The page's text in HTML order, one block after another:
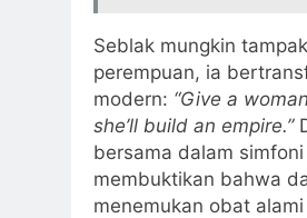
Seblak mungkin
perempuan, ia
modern: “Give a
she’ll build an empire.”
bersama dalam
membuktikan bahwa
menemukan obat